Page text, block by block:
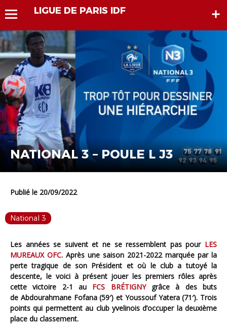
LIGUE DE PARIS IDF
NATIONAL 3 – POULE L J3
Publié le 20/09/2022
National 3
Les années se suivent et ne se ressemblent pas pour LES
MUREAUX OFC. Après une saison 2021-2022 marquée par la
perte tragique de son Président et où le club a tutoyé la
descente, le voici à présent jouer les premiers rôles après
cette victoire 2-1 au FCS BRÉTIGNYgrâce à des buts
de Abdourahmane Fofana (59′) et Youssouf Yatera (71′). Trois
points qui permettent au club yvelinois d’occuper la deuxième
place du classement.